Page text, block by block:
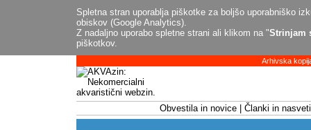
Spletna stran uporablja piškotke za boljšo uporabniško
obiskov (Google Analytics).
Z nadaljno uporabo spletne strani ali klikom na "Strinjam
piškotkov.
Arhivska
Obvestila in novice Članki in nasveti